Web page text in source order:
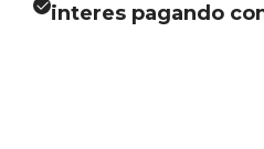
interes pagando